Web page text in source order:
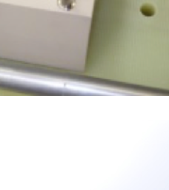
の知識がスピードと効率をもたらします
ンの非常多くの経験のもと、新しい治
ために迅速に準備することができます。
Hone)プロセスの専門家による
自社製造で、設備と完全に合致します。